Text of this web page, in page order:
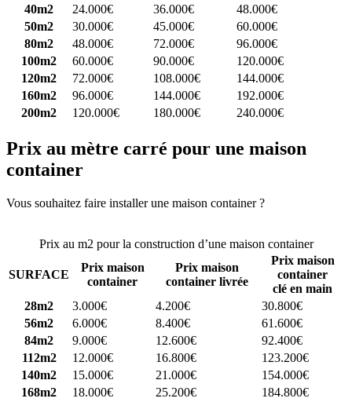
40m2
24.000€ 36.000€
48.000€
50m2
30.000€ 45.000€
60.000€
80m2
48.000€ 72.000€
96.000€
100m2
60.000€ 90.000€
120.000€
120m2
72.000€ 108.000€
144.000€
160m2
96.000€ 144.000€
192.000€
200m2
120.000€ 180.000€ 240.000€
Prix au mètre carré pour une maison
container
Vous souhaitez faire installer une maison container ?
Prix au m2 pour la construction d’une maison container
SURFACE
Prix maison
container
Prix maison
container livrée
Prix maison
container
clé en main
28m2
3.000€ 4.200€
30.800€
56m2
6.000€ 8.400€
61.600€
84m2
9.000€ 12.600€
92.400€
112m2
12.000€ 16.800€
123.200€
140m2
15.000€ 21.000€
154.000€
168m2
18.000€ 25.200€
184.800€